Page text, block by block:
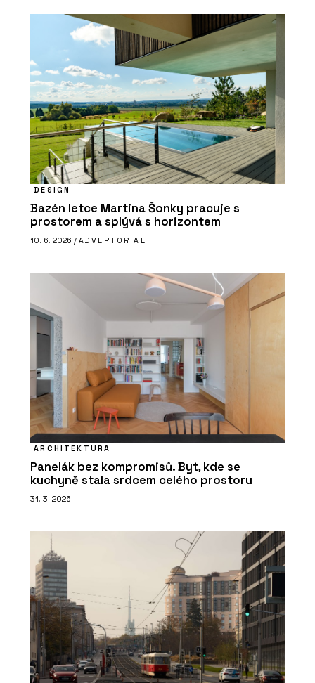
DESIGN
Bazén letce Martina Šonky pracuje s
prostorem a splývá s horizontem
10. 6. 2026 / ADVERTORIAL
ARCHITEKTURA
Panelák bez kompromisů. Byt, kde se
kuchyně stala srdcem celého prostoru
31. 3. 2026